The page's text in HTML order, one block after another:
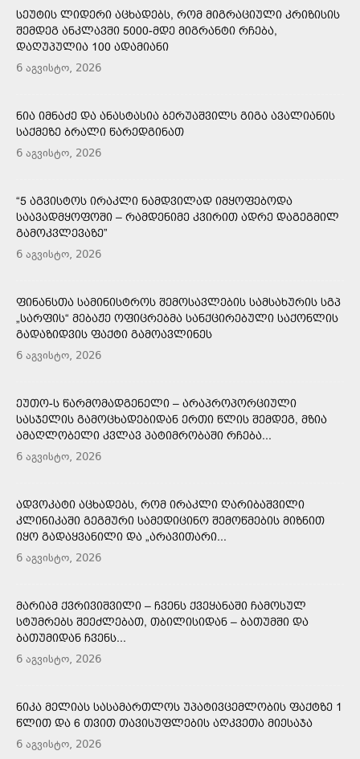
ᲡᲔᲣᲢᲘᲡ ᲚᲘᲓᲔᲠᲘ ᲐᲪᲮᲐᲓᲔᲑᲡ, ᲠᲝᲛ ᲛᲘᲒᲠᲐᲪᲘᲣᲚᲘ ᲙᲠᲘᲖᲘᲡᲘᲡ
ᲨᲔᲛᲓᲔᲒ ᲐᲜᲙᲚᲐᲕᲨᲘ 5000-ᲛᲓᲔ ᲛᲘᲒᲠᲐᲜᲢᲘ ᲠᲩᲔᲑᲐ,
ᲓᲐᲦᲣᲞᲣᲚᲘᲐ 100 ᲐᲓᲐᲛᲘᲐᲜᲘ
6 აგვისტო, 2026
ᲜᲘᲐ ᲘᲛᲜᲐᲫᲔ ᲓᲐ ᲐᲜᲐᲡᲢᲐᲡᲘᲐ ᲑᲔᲠᲣᲐᲨᲕᲘᲚᲡ ᲒᲘᲒᲐ ᲐᲕᲐᲚᲘᲐᲜᲘᲡ
ᲡᲐᲥᲛᲔᲖᲔ ᲑᲠᲐᲚᲘ ᲬᲐᲠᲔᲓᲒᲘᲜᲐᲗ
6 აგვისტო, 2026
“5 ᲐᲒᲕᲘᲡᲢᲝᲡ ᲘᲠᲐᲙᲚᲘ ᲜᲐᲛᲓᲕᲘᲚᲐᲓ ᲘᲛᲧᲝᲤᲔᲑᲝᲓᲐ
ᲡᲐᲐᲕᲐᲓᲛᲧᲝᲤᲝᲨᲘ – ᲠᲐᲛᲓᲔᲜᲘᲛᲔ ᲙᲕᲘᲠᲘᲗ ᲐᲓᲠᲔ ᲓᲐᲒᲔᲒᲛᲘᲚ
ᲒᲐᲛᲝᲙᲕᲚᲔᲕᲐᲖᲔ”
6 აგვისტო, 2026
ᲤᲘᲜᲐᲜᲡᲗᲐ ᲡᲐᲛᲘᲜᲘᲡᲢᲠᲝᲡ ᲨᲔᲛᲝᲡᲐᲕᲚᲔᲑᲘᲡ ᲡᲐᲛᲡᲐᲮᲣᲠᲘᲡ ᲡᲒᲞ
„ᲡᲐᲠᲤᲘᲡ“ ᲛᲔᲑᲐᲟᲔ ᲝᲤᲘᲪᲠᲔᲑᲛᲐ ᲡᲐᲜᲥᲪᲘᲠᲔᲑᲣᲚᲘ ᲡᲐᲥᲝᲜᲚᲘᲡ
ᲒᲐᲓᲐᲖᲘᲓᲕᲘᲡ ᲤᲐᲥᲢᲘ ᲒᲐᲛᲝᲐᲕᲚᲘᲜᲔᲡ
6 აგვისტო, 2026
ᲔᲣᲗᲝ-Ს ᲬᲐᲠᲛᲝᲛᲐᲓᲒᲔᲜᲔᲚᲘ – ᲐᲠᲐᲞᲠᲝᲞᲝᲠᲪᲘᲣᲚᲘ
ᲡᲐᲡᲯᲔᲚᲘᲡ ᲒᲐᲛᲝᲪᲮᲐᲓᲔᲑᲘᲓᲐᲜ ᲔᲠᲗᲘ ᲬᲚᲘᲡ ᲨᲔᲛᲓᲔᲒ, ᲛᲖᲘᲐ
ᲐᲛᲐᲦᲚᲝᲑᲔᲚᲘ ᲙᲕᲚᲐᲕ ᲞᲐᲢᲘᲛᲠᲝᲑᲐᲨᲘ ᲠᲩᲔᲑᲐ...
6 აგვისტო, 2026
ᲐᲓᲕᲝᲙᲐᲢᲘ ᲐᲪᲮᲐᲓᲔᲑᲡ, ᲠᲝᲛ ᲘᲠᲐᲙᲚᲘ ᲦᲐᲠᲘᲑᲐᲨᲕᲘᲚᲘ
ᲙᲚᲘᲜᲘᲙᲐᲨᲘ ᲒᲔᲒᲛᲣᲠᲘ ᲡᲐᲛᲔᲓᲘᲪᲘᲜᲝ ᲨᲔᲛᲝᲬᲛᲔᲑᲘᲡ ᲛᲘᲖᲜᲘᲗ
ᲘᲧᲝ ᲒᲐᲓᲐᲧᲕᲐᲜᲘᲚᲘ ᲓᲐ „ᲐᲠᲐᲕᲘᲗᲐᲠᲘ...
6 აგვისტო, 2026
ᲛᲐᲠᲘᲐᲛ ᲥᲕᲠᲘᲕᲘᲨᲕᲘᲚᲘ – ᲩᲕᲔᲜᲡ ᲥᲕᲔᲧᲐᲜᲐᲨᲘ ᲩᲐᲛᲝᲡᲣᲚ
ᲡᲢᲣᲛᲠᲔᲑᲡ ᲨᲔᲔᲫᲚᲔᲑᲐᲗ, ᲗᲑᲘᲚᲘᲡᲘᲓᲐᲜ – ᲑᲐᲗᲣᲛᲨᲘ ᲓᲐ
ᲑᲐᲗᲣᲛᲘᲓᲐᲜ ᲩᲕᲔᲜᲡ...
6 აგვისტო, 2026
ᲜᲘᲙᲐ ᲛᲔᲚᲘᲐᲡ ᲡᲐᲡᲐᲛᲐᲠᲗᲚᲝᲡ ᲣᲞᲐᲢᲘᲕᲪᲔᲛᲚᲝᲑᲘᲡ ᲤᲐᲥᲢᲖᲔ 1
ᲬᲚᲘᲗ ᲓᲐ 6 ᲗᲕᲘᲗ ᲗᲐᲕᲘᲡᲣᲤᲚᲔᲑᲘᲡ ᲐᲦᲙᲕᲔᲗᲐ ᲛᲘᲔᲡᲐᲯᲐ
6 აგვისტო, 2026